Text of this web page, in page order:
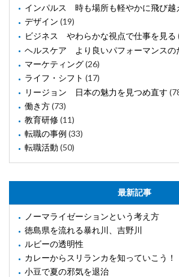
インパルス 時も場所も軽やかに飛び越
デザイン (19)
ビジネス やわらかな視点で仕事を見る
ヘルスケア より良いパフォーマンスの
マーケティング(26)
ライフ・シフト (17)
リージョン 日本の魅力を見つめ直す
働き方(73)
教育研修(11)
転職の事例 (33)
転職活動 (50)
最新記事
ノーマライゼーションという考え方
徳島県を流れる暴れ川、吉野川
ルビーの透明性
カレーからスリランカを知っていこう！
小豆で夏の邪気を退治